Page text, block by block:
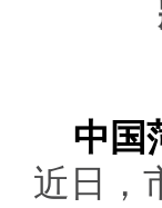
中国
近日，